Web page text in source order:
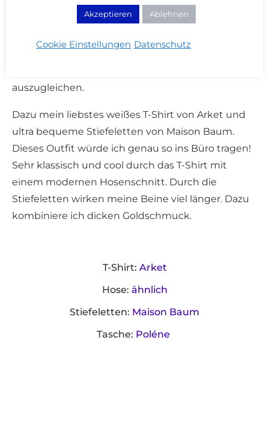
Bogen gemacht habe! Weite Hosenbeine habe ich
erst in diesem Jahr für mich entdeckt. So langsam
auszugleichen.
Dazu mein liebstes weißes T-Shirt von Arket und
ultra bequeme Stiefeletten von Maison Baum.
Dieses Outfit würde ich genau so ins Büro tragen!
Sehr klassisch und cool durch das T-Shirt mit
einem modernen Hosenschnitt. Durch die
Stiefeletten wirken meine Beine viel länger. Dazu
kombiniere ich dicken Goldschmuck.
T-Shirt: Arket
Hose: ähnlich
Stiefeletten: Maison Baum
Tasche: Poléne
Akzeptieren Ablehnen
Cookie Einstellungen Datenschutz